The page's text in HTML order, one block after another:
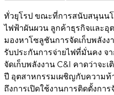
ทั่วยุโรป ขณะที่การสนับสนุนน
ไฟฟ้าผันผวน ลูกค้าธุรกิจและอุ
มองหาโซลูชันการจัดเก็บพลัง
รับประกันการจ่ายไฟที่มั่นคง จ
จัดเก็บพลังงาน C&I คาดว่าจะ
ปี อุตสาหกรรมเผชิญกับความท้
ถึงการเปิดใช้งานการติดตั้งก